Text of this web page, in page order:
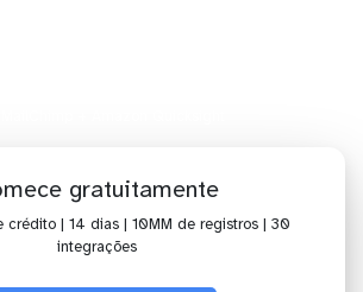
gratuitamente
crédito | 14 dias | 10MM de registros | 30
integrações